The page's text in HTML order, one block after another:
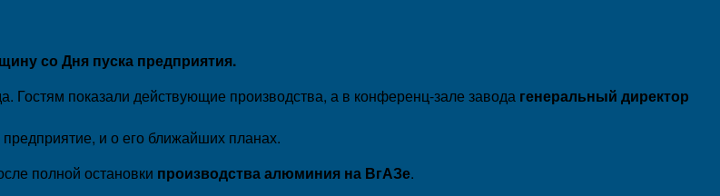
со Дня пуска предприятия.
Гостям показали действующие производства, а в конференц-зале завода генеральный директор
и о его ближайших планах.
полной остановки производства алюминия на ВгАЗе.